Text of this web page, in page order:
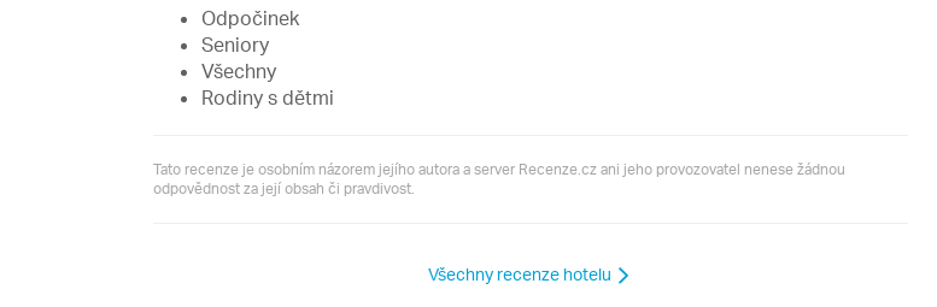
Odpočinek
Seniory
Všechny
Rodiny s dětmi
Tato recenze je osobním názorem jejího autora a server Recenze.cz ani jeho provozovatel nenese žádnou
odpovědnost za její obsah či pravdivost.
Všechny recenze hotelu